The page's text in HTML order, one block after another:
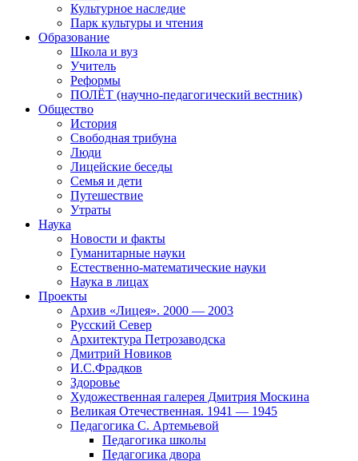
Культурное наследие
Парк культуры и чтения
Образование
Школа и вуз
Учитель
Реформы
ПОЛЁТ (научно-педагогический вестник)
Общество
История
Свободная трибуна
Люди
Лицейские беседы
Семья и дети
Путешествие
Утраты
Наука
Новости и факты
Гуманитарные науки
Естественно-математические науки
Наука в лицах
Проекты
Архив «Лицея». 2000 — 2003
Русский Север
Архитектура Петрозаводска
Дмитрий Новиков
И.С.Фрадков
Здоровье
Художественная галерея Дмитрия Москина
Великая Отечественная. 1941 — 1945
Педагогика С. Артемьевой
Педагогика школы
Педагогика двора